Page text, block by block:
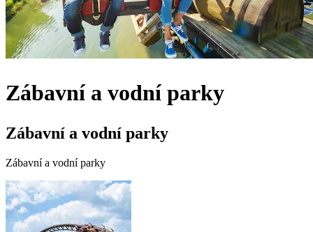
Zábavní a vodní parky
Zábavní a vodní parky
Zábavní a vodní parky